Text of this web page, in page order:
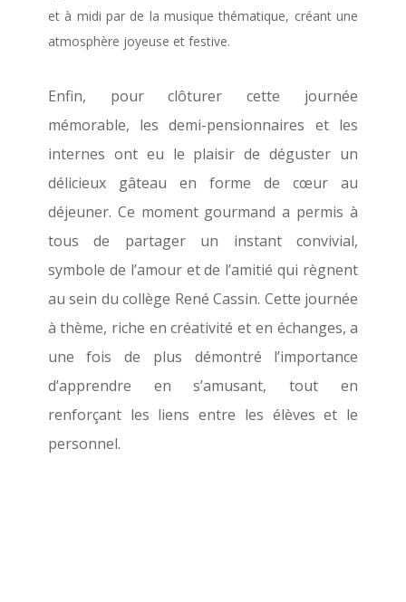
et à midi par de la musique thématique, créant une
atmosphère joyeuse et festive.
Enfin, pour clôturer cette journée
mémorable, les demi-pensionnaires et les
internes ont eu le plaisir de déguster un
délicieux gâteau en forme de cœur au
déjeuner. Ce moment gourmand a permis à
tous de partager un instant convivial,
symbole de l’amour et de l’amitié qui règnent
au sein du collège René Cassin. Cette journée
à thème, riche en créativité et en échanges, a
une fois de plus démontré l’importance
d’apprendre en s’amusant, tout en
renforçant les liens entre les élèves et le
personnel.